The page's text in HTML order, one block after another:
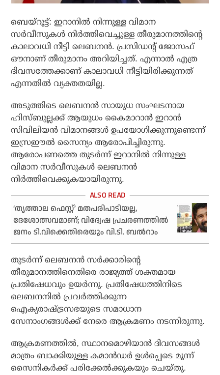
ബെയ്റൂട്ട്: ഇറാനില്‍ നിന്നുള്ള വിമാന
സര്‍വീസുകള്‍ നിര്‍ത്തിവെച്ചുള്ള തീരുമാനത്തിന്റെ
കാലാവധി നീട്ടി ലെബനന്‍. പ്രസിഡന്റ് ജോസഫ്
ഔനാണ് തീരുമാനം അറിയിച്ചത്. എന്നാല്‍ എത്ര
ദിവസത്തേക്കാണ് കാലാവധി നീട്ടിയിരിക്കുന്നത്
എന്നതില്‍ വ്യക്തതയില്ല.
അടുത്തിടെ ലെബനന്‍ സായുധ സംഘടനായ
ഹിസ്ബുല്ലക്ക് ആയുധം കൈമാറാന്‍ ഇറാന്‍
സിവിലിയന്‍ വിമാനങ്ങള്‍ ഉപയോഗിക്കുന്നുണ്ടെന്ന്
ഇസ്രഈല്‍ സൈന്യം ആരോപിച്ചിരുന്നു.
ആരോപണത്തെ തുടര്‍ന്ന് ഇറാനില്‍ നിന്നുള്ള
വിമാന സര്‍വീസുകള്‍ ലെബനന്‍
നിര്‍ത്തിവെക്കുകയായിരുന്നു.
‘തൃത്താല ഫെസ്റ്റ്’ മതപരിപാടിയല്ല,
ദേശോത്സവമാണ്; വിദ്വേഷ പ്രചരണത്തില്‍
ജനം ടി.വിക്കെതിരെയും വി.ടി. ബല്‍റാം
തുടര്‍ന്ന് ലെബനന്‍ സര്‍ക്കാരിന്റെ
തീരുമാനത്തിനെതിരെ രാജ്യത്ത് ശക്തമായ
പ്രതിഷേധവും ഉയര്‍ന്നു. പ്രതിഷേധത്തിനിടെ
ലെബനനില്‍ പ്രവര്‍ത്തിക്കുന്ന
ഐക്യരാഷ്ട്രസഭയുടെ സമാധാന
സേനാംഗങ്ങള്‍ക്ക് നേരെ ആക്രമണം നടന്നിരുന്നു.
ആക്രമണത്തില്‍, സ്ഥാനമൊഴിയാന്‍ ദിവസങ്ങള്‍
മാത്രം ബാക്കിയുള്ള കമാന്‍ഡര്‍ ഉള്‍പ്പെടെ മൂന്ന്
സൈനികര്‍ക്ക് പരിക്കേല്‍ക്കുകയും ചെയ്തു.